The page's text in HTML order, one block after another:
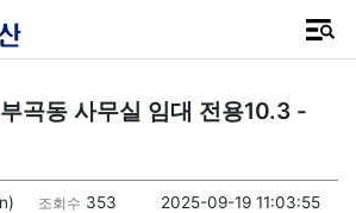
곡동 사무실 임대 전용10.3 -
조회수 353 2025-09-19 11:03:55